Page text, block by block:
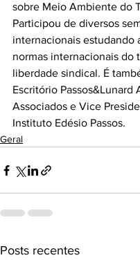
sobre Meio Ambiente do
Participou de diversos
internacionais estudando
normas internacionais do
liberdade sindical. É
Escritório Passos&Lunard
Associados e Vice
Instituto Edésio Passos.
Geral
Posts recentes